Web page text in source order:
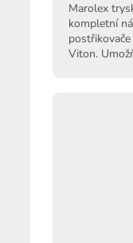
Marolex
kompletní
Viton.